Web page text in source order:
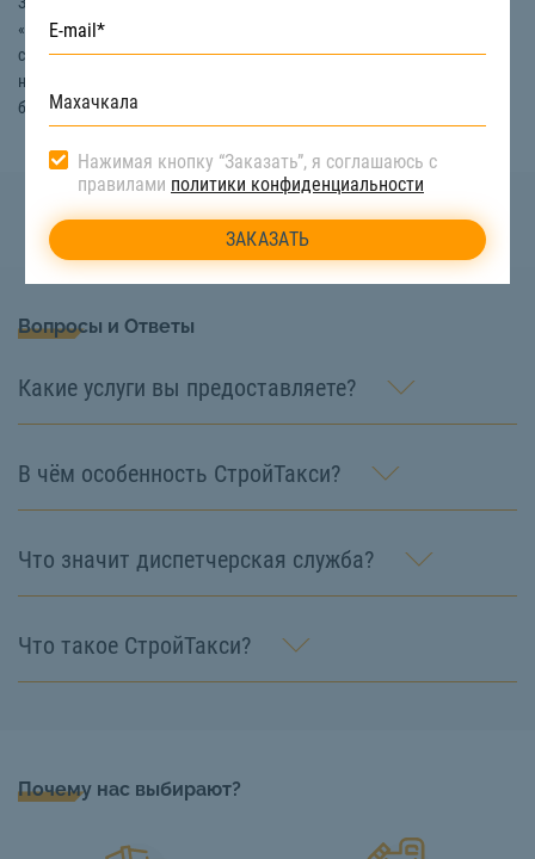
«СтройТакси». Если у вас возникли какие-либо вопросы, например,
связанные с ценой перевозки станков или с выбором спецтехники, то
наши специалисты готовы ответить на них, и дать подробную
бесплатную консультацию. Звоните:
Вопросы и Ответы
Какие услуги вы предоставляете?
В чём особенность СтройТакси?
Что значит диспетчерская служба?
Что такое СтройТакси?
Почему нас выбирают?
Нажимая кнопку “Заказать”, я соглашаюсь с
правилами политики конфиденциальности